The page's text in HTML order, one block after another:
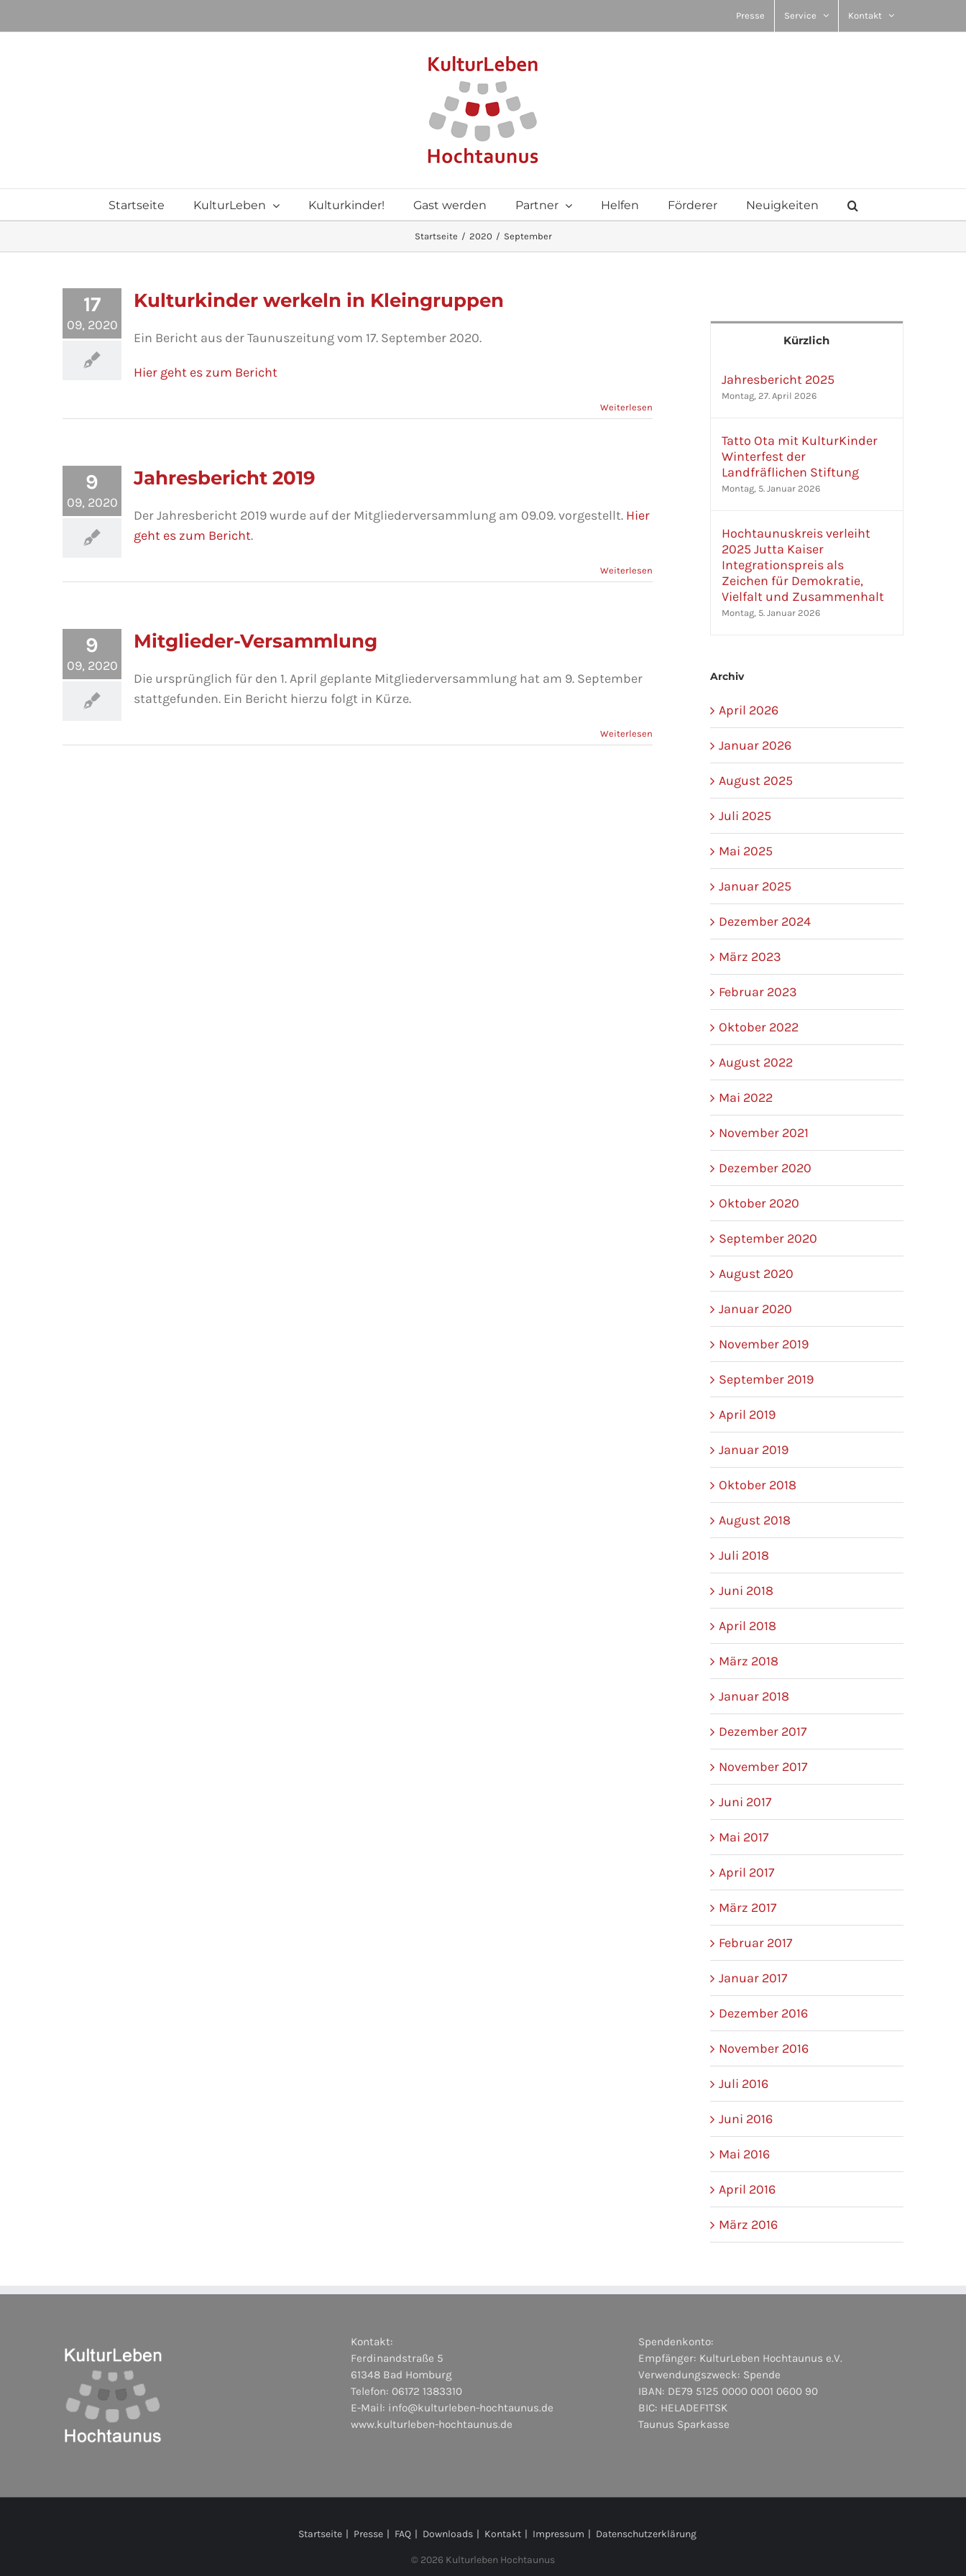
Inhalt
Presse Service Kontakt
Startseite KulturLeben Kulturkinder! Gast werden Partner Helfen Förderer Neuigkeiten
Startseite 2020 September
17
09, 2020
Kulturkinder werkeln in Kleingruppen
Ein Bericht aus der Taunuszeitung vom 17. September 2020.
Hier geht es zum Bericht
Weiterlesen
9
09, 2020
Jahresbericht 2019
Der Jahresbericht 2019 wurde auf der Mitgliederversammlung am 09.09. vorgestellt. Hier
geht es zum Bericht.
Weiterlesen
9
09, 2020
Mitglieder-Versammlung
Die ursprünglich für den 1. April geplante Mitgliederversammlung hat am 9. September
stattgefunden. Ein Bericht hierzu folgt in Kürze.
Weiterlesen
Kürzlich
Jahresbericht 2025
Montag, 27. April 2026
Tatto Ota mit KulturKinder
Winterfest der
Landfräflichen Stiftung
Montag, 5. Januar 2026
Hochtaunuskreis verleiht
2025 Jutta Kaiser
Integrationspreis als
Zeichen für Demokratie,
Vielfalt und Zusammenhalt
Montag, 5. Januar 2026
Archiv
April 2026
Januar 2026
August 2025
Juli 2025
Mai 2025
Januar 2025
Dezember 2024
März 2023
Februar 2023
Oktober 2022
August 2022
Mai 2022
November 2021
Dezember 2020
Oktober 2020
September 2020
August 2020
Januar 2020
November 2019
September 2019
April 2019
Januar 2019
Oktober 2018
August 2018
Juli 2018
Juni 2018
April 2018
März 2018
Januar 2018
Dezember 2017
November 2017
Juni 2017
Mai 2017
April 2017
März 2017
Februar 2017
Januar 2017
Dezember 2016
November 2016
Juli 2016
Juni 2016
Mai 2016
April 2016
März 2016
Kontakt:
Ferdinandstraße 5
61348 Bad Homburg
Telefon: 06172 1383310
E-Mail: info@kulturleben-hochtaunus.de
www.kulturleben-hochtaunus.de
Spendenkonto:
Empfänger: KulturLeben Hochtaunus e.V.
Verwendungszweck: Spende
IBAN: DE79 5125 0000 0001 0600 90
BIC: HELADEF1TSK
Taunus Sparkasse
Startseite Presse FAQ Downloads Kontakt Impressum Datenschutzerklärung
© 2026 Kulturleben Hochtaunus